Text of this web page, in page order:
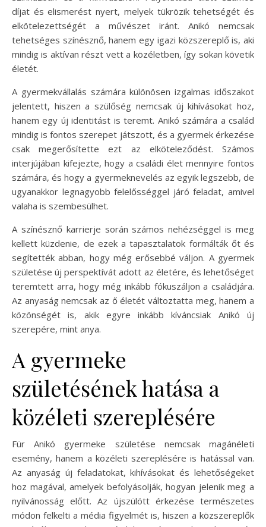
díjat és elismerést nyert, melyek tükrözik tehetségét és
elkötelezettségét a művészet iránt. Anikó nemcsak
tehetséges színésznő, hanem egy igazi közszereplő is, aki
mindig is aktívan részt vett a közéletben, így sokan követik
életét.
A gyermekvállalás számára különösen izgalmas időszakot
jelentett, hiszen a szülőség nemcsak új kihívásokat hoz,
hanem egy új identitást is teremt. Anikó számára a család
mindig is fontos szerepet játszott, és a gyermek érkezése
csak megerősítette ezt az elköteleződést. Számos
interjújában kifejezte, hogy a családi élet mennyire fontos
számára, és hogy a gyermeknevelés az egyik legszebb, de
ugyanakkor legnagyobb felelősséggel járó feladat, amivel
valaha is szembesülhet.
A színésznő karrierje során számos nehézséggel is meg
kellett küzdenie, de ezek a tapasztalatok formálták őt és
segítették abban, hogy még erősebbé váljon. A gyermek
születése új perspektívát adott az életére, és lehetőséget
teremtett arra, hogy még inkább fókuszáljon a családjára.
Az anyaság nemcsak az ő életét változtatta meg, hanem a
közönségét is, akik egyre inkább kíváncsiak Anikó új
szerepére, mint anya.
A gyermeke
születésének hatása a
közéleti szereplésére
Für Anikó gyermeke születése nemcsak magánéleti
esemény, hanem a közéleti szereplésére is hatással van.
Az anyaság új feladatokat, kihívásokat és lehetőségeket
hoz magával, amelyek befolyásolják, hogyan jelenik meg a
nyilvánosság előtt. Az újszülött érkezése természetes
módon felkelti a média figyelmét is, hiszen a közszereplők